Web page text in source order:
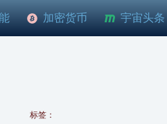
加密货币 宇宙头条
标签：